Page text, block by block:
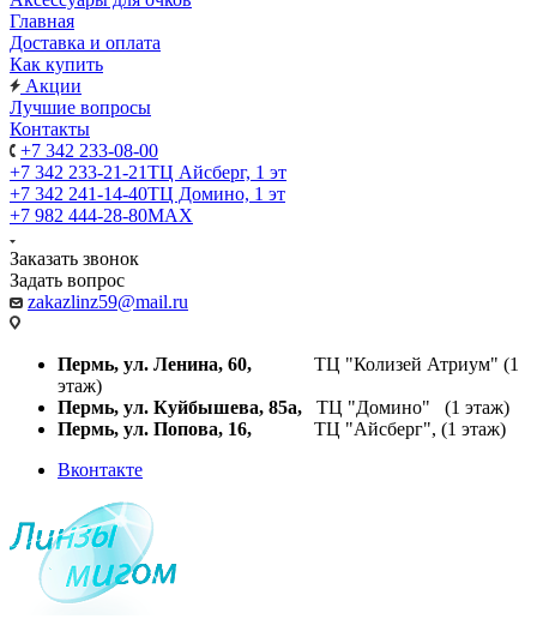
Главная
Доставка и оплата
Как купить
Акции
Лучшие вопросы
Контакты
+7 342 233-08-00
+7 342 233-21-21ТЦ Айсберг, 1 эт
+7 342 241-14-40ТЦ Домино, 1 эт
+7 982 444-28-80MAX
Заказать звонок
Задать вопрос
zakazlinz59@mail.ru
Пермь, ул. Ленина, 60, ТЦ "Колизей Атриум" (1
этаж)
Пермь, ул. Куйбышева, 85а, ТЦ "Домино" (1 этаж)
Пермь, ул. Попова, 16, ТЦ "Айсберг", (1 этаж)
Вконтакте